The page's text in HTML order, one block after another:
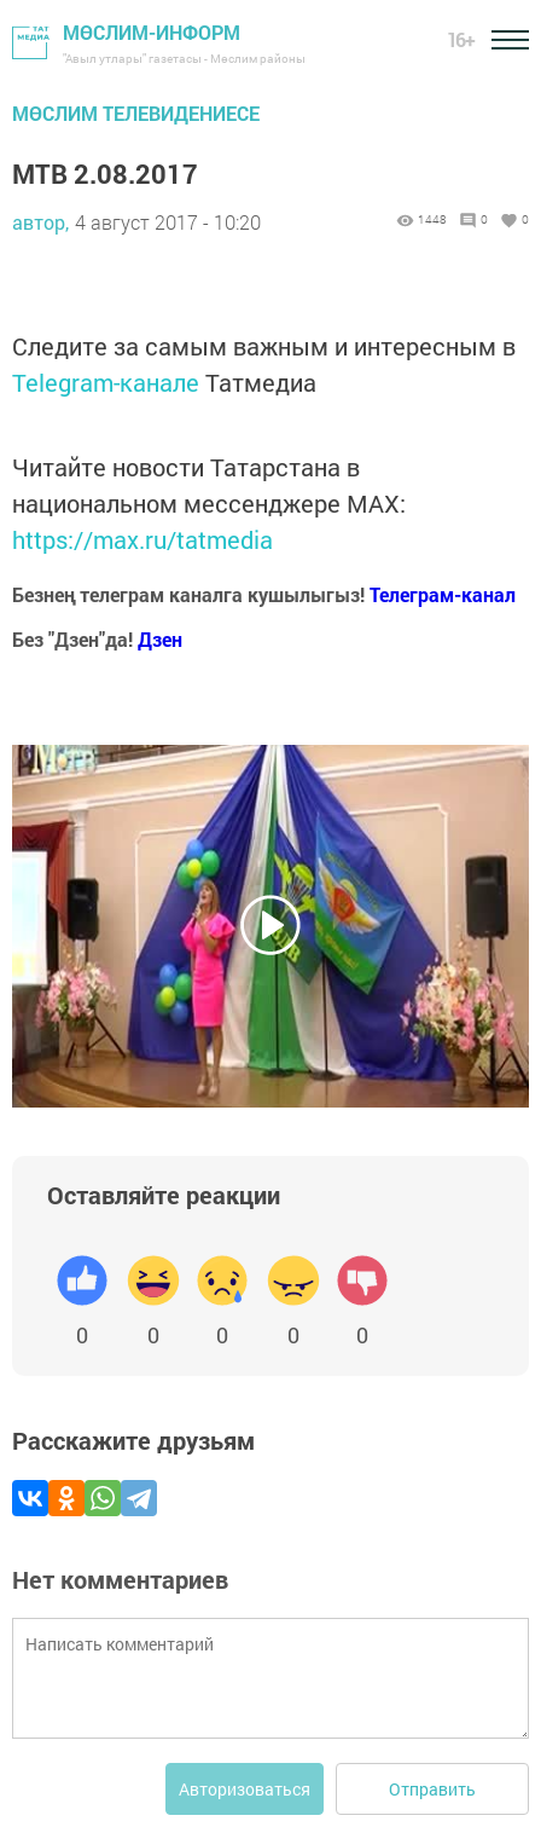
МӨСЛИМ-ИНФОРМ
"Авыл утлары" газетасы - Мөслим районы
16+
МӨСЛИМ ТЕЛЕВИДЕНИЕСЕ
МТВ 2.08.2017
автор, 4 август 2017 - 10:20 1448 0 0
Следите за самым важным и интересным в
Telegram-канале Татмедиа
Читайте новости Татарстана в
национальном мессенджере MАХ:
https://max.ru/tatmedia
Безнең телеграм каналга кушылыгыз!Телеграм-канал
Без "Дзен"да!Дзен
Оставляйте реакции
0 0 0 0 0
Расскажите друзьям
Нет комментариев
Авторизоваться Отправить